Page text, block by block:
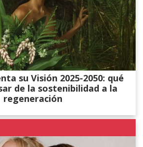
su Visión 2025-2050: qué
de la sostenibilidad a la
regeneración